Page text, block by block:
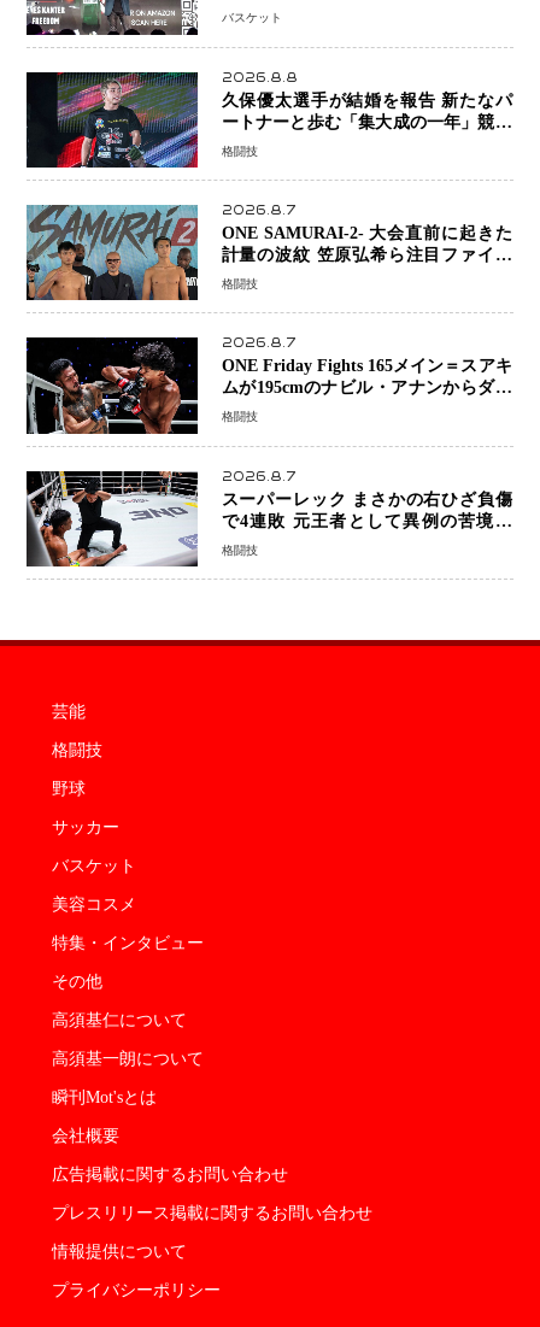
ーがWNBAドラフト参戦を表明「参加
の背景に女子スポーツを巡る議論
バスケット
2026.8.8
久保優太選手が結婚を報告 新たなパ
ートナーと歩む「集大成の一年」競技
生活を支える存在に感謝
格闘技
2026.8.7
ONE SAMURAI-2- 大会直前に起きた
計量の波紋 笠原弘希ら注目ファイタ
ーは契約体重で決戦へ、山本歩夢と平
格闘技
2026.8.7
ONE Friday Fights 165メイン＝スアキ
ムが195cmのナビル・アナンからダウ
ン奪取！猛反撃を耐え抜き判定勝利、
格闘技
2026.8.7
スーパーレック まさかの右ひざ負傷
で4連敗 元王者として異例の苦境…
「アクシデント」でも消えない危険信
格闘技
芸能
格闘技
野球
サッカー
バスケット
美容コスメ
特集・インタビュー
その他
高須基仁について
高須基一朗について
瞬刊Mot'sとは
会社概要
広告掲載に関するお問い合わせ
プレスリリース掲載に関するお問い合わせ
情報提供について
プライバシーポリシー